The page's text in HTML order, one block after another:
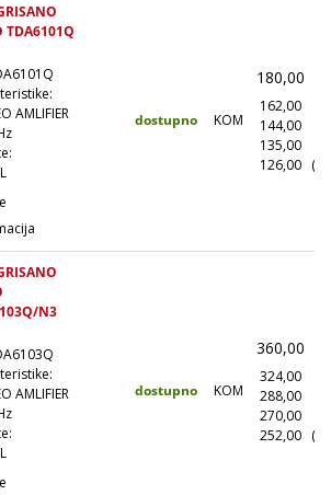
TDA6101Q
AMLIFIER
dostupno KOM
180,00
162,00
144,00
135,00
126,00
N3
AMLIFIER
dostupno KOM
360,00
324,00
288,00
270,00
252,00